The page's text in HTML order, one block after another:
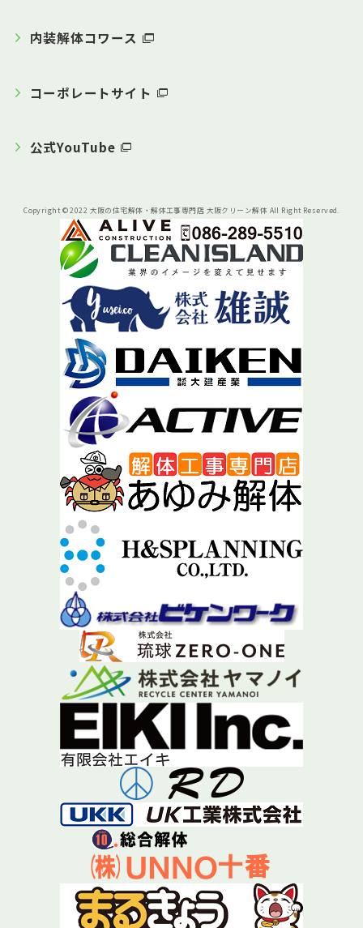
内装解体コワース
コーポレートサイト
公式YouTube
Copyright © 2022 大阪の住宅解体・解体工事専門店 大阪クリーン解体 All Right Reserved.